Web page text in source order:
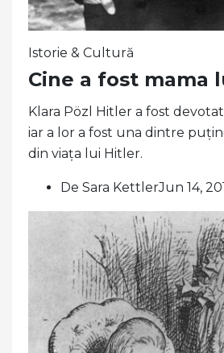
Istorie & Cultură
Cine a fost mama
Klara Pözl Hitler a fost
iar a lor a fost una dintre
din viața lui Hitler.
De Sara KettlerJun 14,